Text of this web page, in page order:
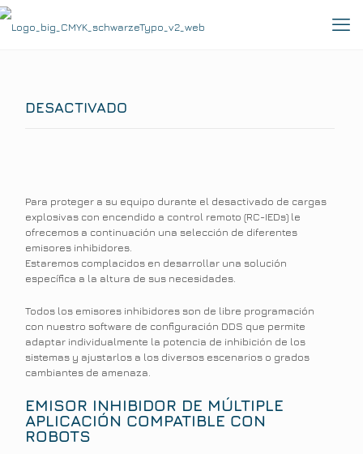
DESACTIVADO
Para proteger a su equipo durante el desactivado de cargas
explosivas con encendido a control remoto (RC-IEDs) le
ofrecemos a continuación una selección de diferentes
emisores inhibidores.
Estaremos complacidos en desarrollar una solución
específica a la altura de sus necesidades.
Todos los emisores inhibidores son de libre programación
con nuestro software de configuración DDS que permite
adaptar individualmente la potencia de inhibición de los
sistemas y ajustarlos a los diversos escenarios o grados
cambiantes de amenaza.
EMISOR INHIBIDOR DE MÚLTIPLE
APLICACIÓN COMPATIBLE CON
ROBOTS